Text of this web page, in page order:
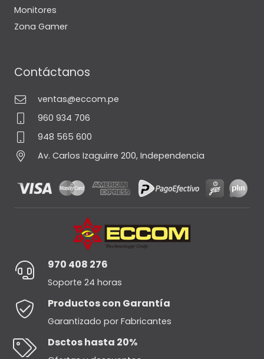
Monitores
Zona Gamer
Contáctanos
ventas@eccom.pe
960 934 706
948 565 600
Av. Carlos Izaguirre 200, Independencia
970 408 276
Soporte 24 horas
Productos con Garantía
Garantizado por Fabricantes
Dsctos hasta 20%